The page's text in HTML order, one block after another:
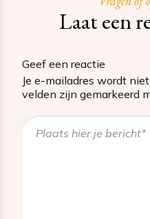
Laat een
Geef een reactie
Je e-mailadres wordt
velden zijn gemarkeerd